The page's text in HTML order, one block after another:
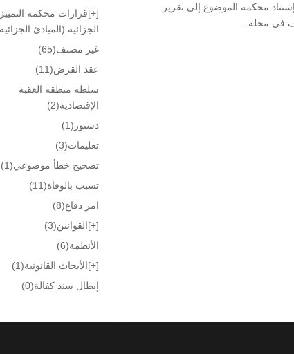
لسنة 1977 وهي لجان رسمية وعليه فإن إستناد محكمة الموضوع إلى تقرير
في محله .
[+]قرارات محكمة
الجزائية (المبادئ
غير مصنف(65)
عقد القرض(11)
سلطة منطقة العقبة
الإقتصادية(2)
دستور (1)
تعليمات(3)
تصحيح خطأ موضوعي(1)
تسبب بالوفاة(11)
امر دفاع(8)
[+]القوانين(3)
الأنظمة(6)
[+]الأبحاث القانونية(1)
إبطال سند كفالة(0)